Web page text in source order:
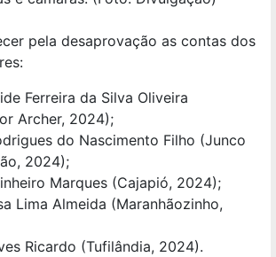
pela desaprovação as contas dos
Ferreira da Silva Oliveira
Archer, 2024);
do Nascimento Filho (Junco
2024);
Marques (Cajapió, 2024);
Lima Almeida (Maranhãozinho,
Ricardo (Tufilândia, 2024).